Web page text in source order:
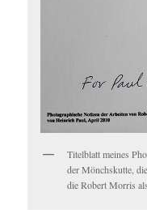
Titelblatt meines
der Mönchskutte,
die Robert Morris